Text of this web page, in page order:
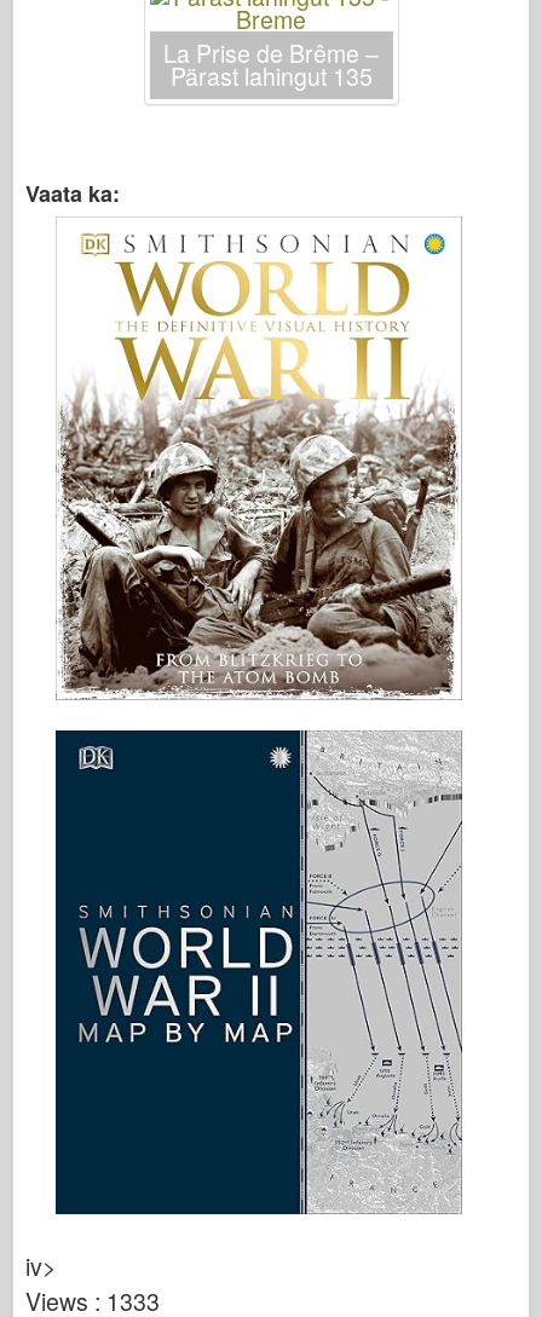
FriulModel
Icm
Italeri
Legend
Meng mudel
Tamiya
Tristar
Trompetist
Zvezda
Albumid-fotod
Jalutage ringi
Raamatud
Dvd
Kontakt
Komplektid
La Prise de Brême –
Pärast lahingut 135
Vaata ka:
iv>
Views : 1333